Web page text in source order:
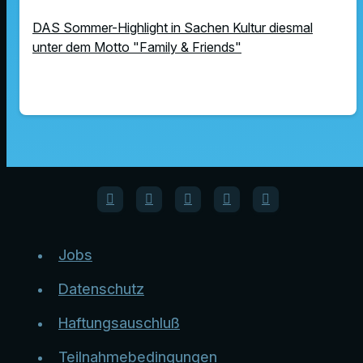
DAS Sommer-Highlight in Sachen Kultur diesmal
unter dem Motto "Family & Friends"
Jobs
Datenschutz
Haftungsauschluß
Teilnahmebedingungen